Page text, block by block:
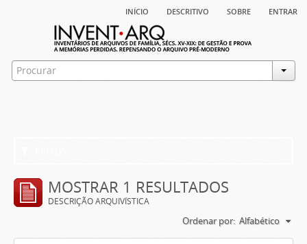
início descritivo sobre entrar
MOSTRAR 1 RESULTADOS
DESCRIÇÃO ARQUIVÍSTICA
Ordenar por: Alfabético